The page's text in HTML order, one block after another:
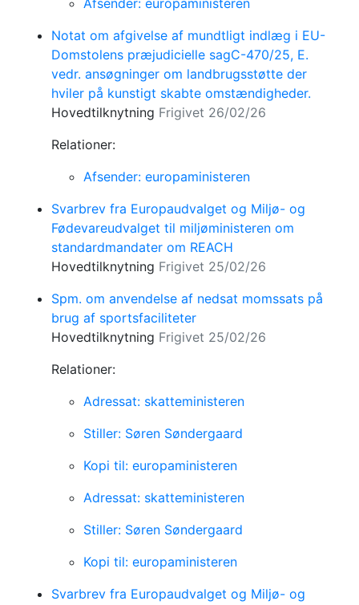
Afsender: europaministeren
Notat om afgivelse af mundtligt indlæg i EU-
Domstolens præjudicielle sagC-470/25, E.
vedr. ansøgninger om landbrugsstøtte der
hviler på kunstigt skabte omstændigheder.
Hovedtilknytning Frigivet 26/02/26
Relationer:
Afsender: europaministeren
Svarbrev fra Europaudvalget og Miljø- og
Fødevareudvalget til miljøministeren om
standardmandater om REACH
Hovedtilknytning Frigivet 25/02/26
Spm. om anvendelse af nedsat momssats på
brug af sportsfaciliteter
Hovedtilknytning Frigivet 25/02/26
Relationer:
Adressat: skatteministeren
Stiller: Søren Søndergaard
Kopi til: europaministeren
Adressat: skatteministeren
Stiller: Søren Søndergaard
Kopi til: europaministeren
Svarbrev fra Europaudvalget og Miljø- og